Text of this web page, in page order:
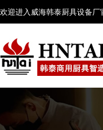
欢迎进入威海韩泰厨具设备厂